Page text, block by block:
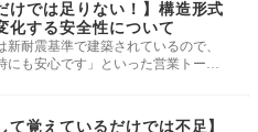
けでは足りない！】構造形式
化する安全性について
新耐震基準で建築されているので、
にも安心です」といった営業トーク
て覚えているだけでは不足】